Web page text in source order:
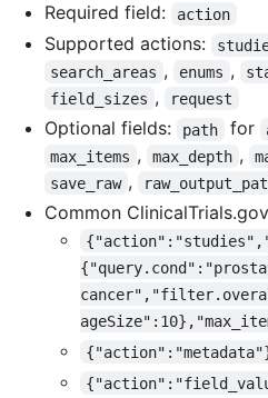
Required field:
action
Supported actions:
search_areas , enums ,
field_sizes , request
Optional fields: path for
max_items , max_depth ,
save_raw ,
Common